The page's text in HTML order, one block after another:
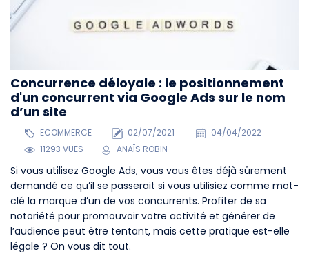
Concurrence déloyale : le positionnement
d'un concurrent via Google Ads sur le nom
d’un site
ECOMMERCE 02/07/2021
04/04/2022
11293 VUES
ANAÏS ROBIN
Si vous utilisez Google Ads, vous vous êtes déjà sûrement
demandé ce qu’il se passerait si vous utilisiez comme mot-
clé la marque d’un de vos concurrents. Profiter de sa
notoriété pour promouvoir votre activité et générer de
l’audience peut être tentant, mais cette pratique est-elle
légale ? On vous dit tout.